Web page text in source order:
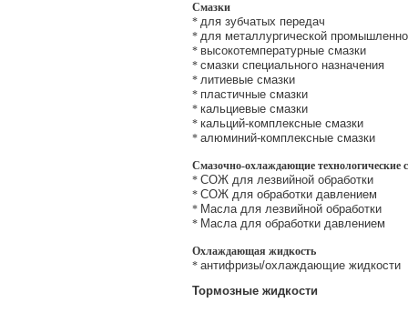
Смазки
* для зубчатых передач
* для металлургической
* высокотемпературные смазки
* смазки специального назначения
* литиевые смазки
* пластичные смазки
* кальциевые смазки
* кальций-комплексные смазки
* алюминий-комплексные смазки
Смазочно-охлаждающие технологические
* СОЖ для лезвийной обработки
* СОЖ для обработки давлением
* Масла для лезвийной обработки
* Масла для обработки давлением
Охлаждающая жидкость
* антифризы/охлаждающие жидкости
Тормозные жидкости